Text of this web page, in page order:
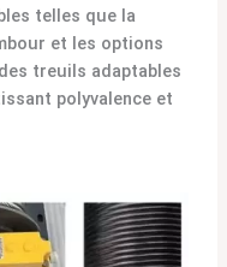
telles que la
et les options
treuils adaptables
polyvalence et